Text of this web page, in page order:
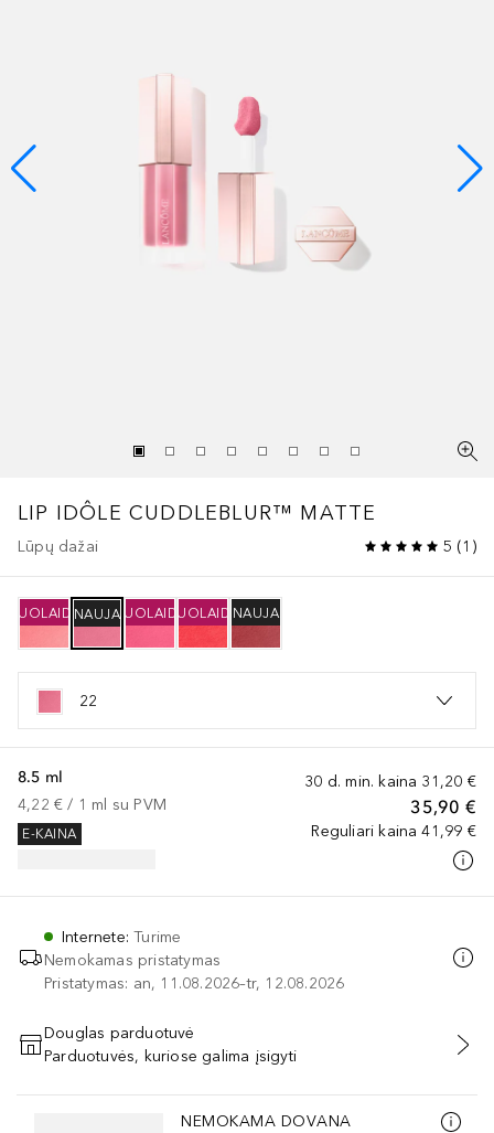
LIP IDÔLE CUDDLEBLUR™ MATTE
Lūpų dažai 5 (1 )
NUOLAIDANAUJANUOLAIDANUOLAIDANAUJA
22
30 d. min. kaina 31,20 €
35,90 €
Reguliari kaina 41,99 €
8.5 ml
4,22 € / 1 ml su PVM
E-KAINA
Internete:Turime
Nemokamas pristatymas
Pristatymas: an, 11.08.2026–tr, 12.08.2026
PRIDĖTI Į KREPŠELĮ
Douglas parduotuvė
Parduotuvės, kuriose galima įsigyti
Praleisti slankiklį
NEMOKAMA DOVANA